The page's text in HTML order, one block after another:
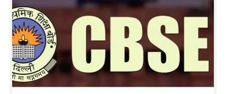
INFO+
ART
ASTRO